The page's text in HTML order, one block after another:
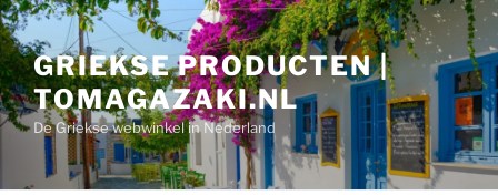
Ga
naar
de
inhoud
GRIEKSE PRODUCTEN |
TOMAGAZAKI.NL
De Griekse webwinkel in Nederland